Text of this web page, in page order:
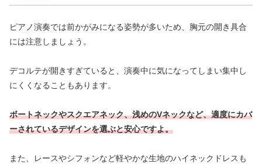
ピアノ演奏では前かがみになる姿勢が多いため、胸元の開き具合
には注意しましょう。
デコルテが開きすぎていると、演奏中に気になってしまい集中し
にくくなることもあります。
ボートネックやスクエアネック、浅めのVネックなど、適度にカバ
ーされているデザインを選ぶと安心ですよ。
また、レースやシフォンなど軽やかな生地のハイネックドレスも